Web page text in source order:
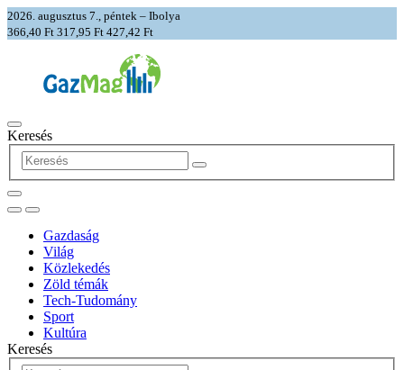
2026. augusztus 7., péntek – Ibolya
366,40 Ft 317,95 Ft 427,42 Ft
Keresés
Gazdaság
Világ
Közlekedés
Zöld témák
Tech-Tudomány
Sport
Kultúra
Keresés